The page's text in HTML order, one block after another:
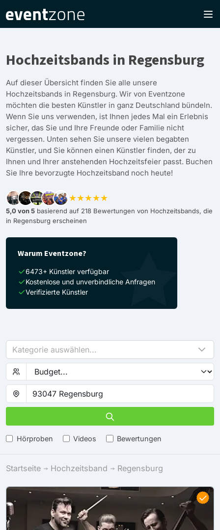
Hochzeitsbands in Regensburg
Auf dieser Übersicht finden Sie alle unsere
Hochzeitsbands in Regensburg. Wir von Eventzone
möchten die besten Künstler in ganz Deutschland bündeln.
Wenn Sie uns verwenden, ist Ihnen jedes Mal ein Erlebnis
sicher, das Sie und Ihre Freunde oder Familie nicht
vergessen. Unten sehen Sie unsere vielen begabten
Künstler, und Sie können einen Künstler finden, der zu
Ihnen und Ihrer anstehenden Hochzeitsfeier passt. Buchen
Sie Ihre bevorzugte Hochzeitsband noch heute!
★★★★★
5,0 von 5 basierend auf 218 Bewertungen von Hochzeitsbands, die
in Regensburg erscheinen
Warum Eventzone?
6473+ Künstler verfügbar
Kostenlose und unverbindliche Anfragen
Verifizierte Künstler
Kategorie auswählen...
Hörproben Videos Bewertungen
Startseite Hochzeitsband Regensburg